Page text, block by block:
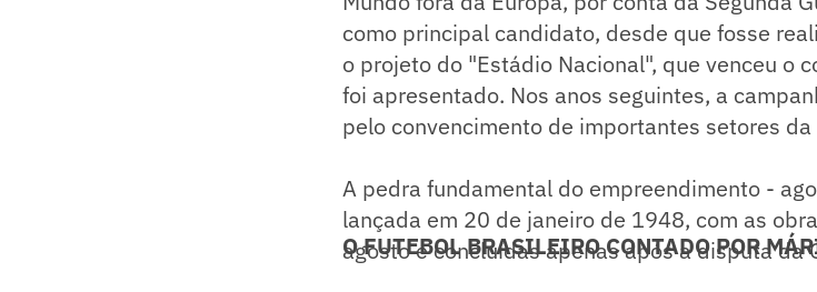
como principal candidato, desde que fosse
o projeto do "Estádio Nacional", que venceu o
foi apresentado. Nos anos seguintes, a
pelo convencimento de importantes setores
A pedra fundamental do empreendimento -
lançada em 20 de janeiro de 1948, com as
agosto e concluídas apenas após a disputa da
O FUTEBOL BRASILEIRO CONTADO POR